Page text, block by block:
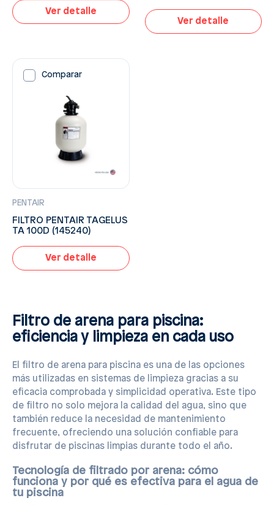
Ver detalle
Ver detalle
Comparar
PENTAIR
FILTRO PENTAIR TAGELUS
TA 100D (145240)
Ver detalle
Filtro de arena para piscina:
eficiencia y limpieza en cada uso
El filtro de arena para piscina es una de las opciones
más utilizadas en sistemas de limpieza gracias a su
eficacia comprobada y simplicidad operativa. Este tipo
de filtro no solo mejora la calidad del agua, sino que
también reduce la necesidad de mantenimiento
frecuente, ofreciendo una solución confiable para
disfrutar de piscinas limpias durante todo el año.
Tecnología de filtrado por arena: cómo
funciona y por qué es efectiva para el agua de
tu piscina